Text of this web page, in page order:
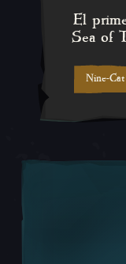
El
Sea of
Nine-